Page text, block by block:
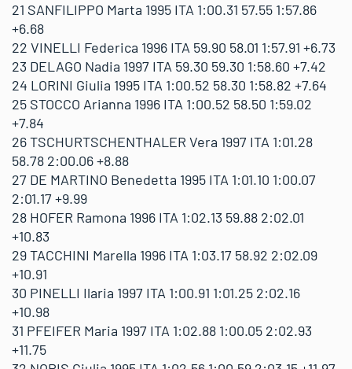
21 SANFILIPPO Marta 1995 ITA 1:00.31 57.55 1:57.86
+6.68
22 VINELLI Federica 1996 ITA 59.90 58.01 1:57.91 +6.73
23 DELAGO Nadia 1997 ITA 59.30 59.30 1:58.60 +7.42
24 LORINI Giulia 1995 ITA 1:00.52 58.30 1:58.82 +7.64
25 STOCCO Arianna 1996 ITA 1:00.52 58.50 1:59.02
+7.84
26 TSCHURTSCHENTHALER Vera 1997 ITA 1:01.28
58.78 2:00.06 +8.88
27 DE MARTINO Benedetta 1995 ITA 1:01.10 1:00.07
2:01.17 +9.99
28 HOFER Ramona 1996 ITA 1:02.13 59.88 2:02.01
+10.83
29 TACCHINI Marella 1996 ITA 1:03.17 58.92 2:02.09
+10.91
30 PINELLI Ilaria 1997 ITA 1:00.91 1:01.25 2:02.16
+10.98
31 PFEIFER Maria 1997 ITA 1:02.88 1:00.05 2:02.93
+11.75